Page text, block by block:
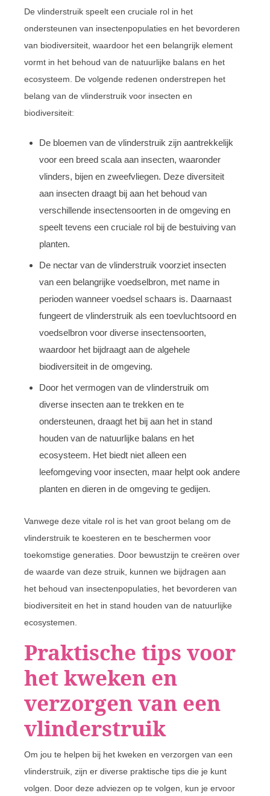
De vlinderstruik speelt een cruciale rol in het
ondersteunen van insectenpopulaties en het bevorderen
van biodiversiteit, waardoor het een belangrijk element
vormt in het behoud van de natuurlijke balans en het
ecosysteem. De volgende redenen onderstrepen het
belang van de vlinderstruik voor insecten en
biodiversiteit:
De bloemen van de vlinderstruik zijn aantrekkelijk
voor een breed scala aan insecten, waaronder
vlinders, bijen en zweefvliegen. Deze diversiteit
aan insecten draagt bij aan het behoud van
verschillende insectensoorten in de omgeving en
speelt tevens een cruciale rol bij de bestuiving van
planten.
De nectar van de vlinderstruik voorziet insecten
van een belangrijke voedselbron, met name in
perioden wanneer voedsel schaars is. Daarnaast
fungeert de vlinderstruik als een toevluchtsoord en
voedselbron voor diverse insectensoorten,
waardoor het bijdraagt aan de algehele
biodiversiteit in de omgeving.
Door het vermogen van de vlinderstruik om
diverse insecten aan te trekken en te
ondersteunen, draagt het bij aan het in stand
houden van de natuurlijke balans en het
ecosysteem. Het biedt niet alleen een
leefomgeving voor insecten, maar helpt ook andere
planten en dieren in de omgeving te gedijen.
Vanwege deze vitale rol is het van groot belang om de
vlinderstruik te koesteren en te beschermen voor
toekomstige generaties. Door bewustzijn te creëren over
de waarde van deze struik, kunnen we bijdragen aan
het behoud van insectenpopulaties, het bevorderen van
biodiversiteit en het in stand houden van de natuurlijke
ecosystemen.
Praktische tips voor
het kweken en
verzorgen van een
vlinderstruik
Om jou te helpen bij het kweken en verzorgen van een
vlinderstruik, zijn er diverse praktische tips die je kunt
volgen. Door deze adviezen op te volgen, kun je ervoor